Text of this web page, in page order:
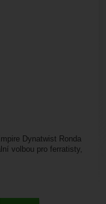
Dynatwist Ronda
volbou pro ferratisty,